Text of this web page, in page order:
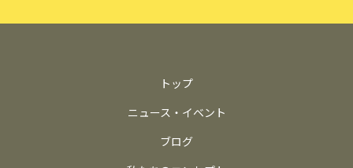
トップ
ニュース・イベント
ブログ